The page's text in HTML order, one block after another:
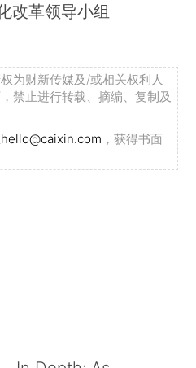
改革领导小组
为财新传媒及/或相关权利人
禁止进行转载、摘编、复制及
hello@caixin.com ，获得书面